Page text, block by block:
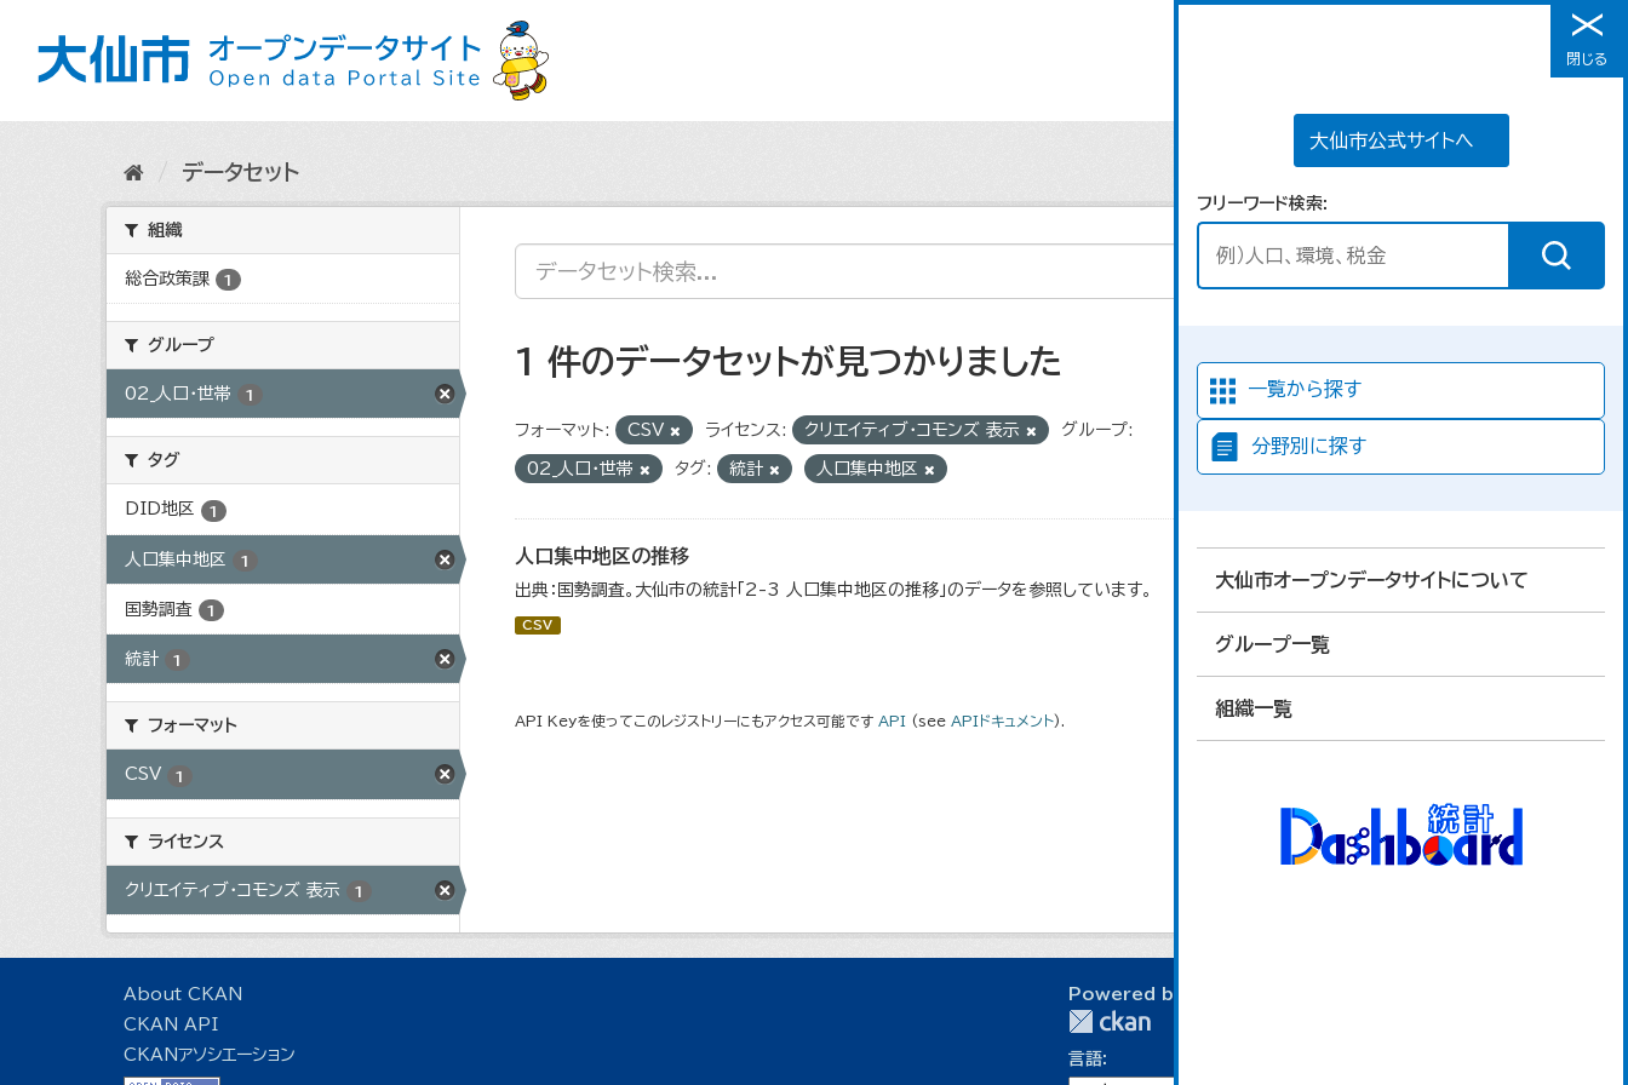
メニュー
大仙市公式サイトへ
フリーワード検索
一覧から探す
分野別に探す
大仙市オープンデータサイトについて
グループ一覧
組織一覧
閉じる
データセット
組織
総合政策課 1
グループ
02_人口・世帯 1
タグ
DID地区 1
人口集中地区 1
国勢調査 1
統計 1
フォーマット
CSV 1
ライセンス
クリエイティブ・コモンズ 表示 1
1 件のデータセットが見つかりました
フォーマット: CSV ライセンス: クリエイティブ・コモンズ 表示 グループ:
02_人口・世帯 タグ: 統計 人口集中地区
人口集中地区の推移
出典：国勢調査。大仙市の統計「2-3 人口集中地区の推移」のデータを参照しています。
CSV
API Keyを使ってこのレジストリーにもアクセス可能です API (see APIドキュメント).
About CKAN
CKAN API
CKANアソシエーション
Powered by
言語